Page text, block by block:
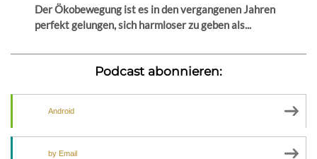
Der Ökobewegung ist es in den vergangenen Jahren
perfekt gelungen, sich harmloser zu geben als...
Podcast abonnieren:
Android
by Email